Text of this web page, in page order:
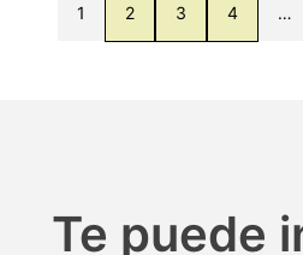
1 2 3 4 …
Te puede